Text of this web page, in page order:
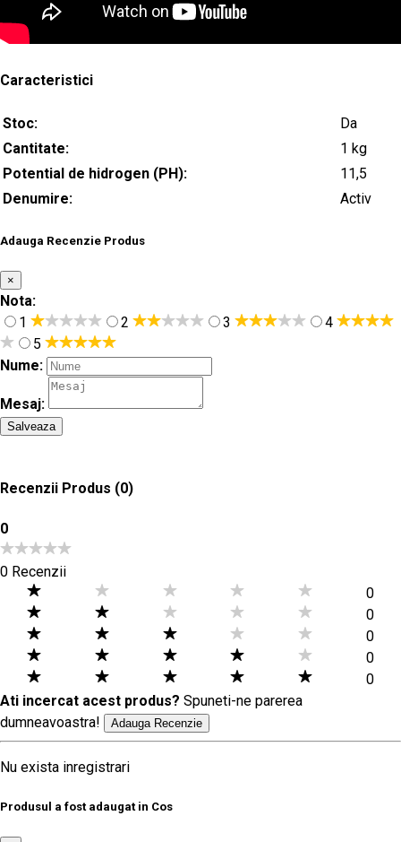
Caracteristici
Stoc:
Da
Cantitate:
1 kg
Potential de hidrogen (PH):
11,5
Denumire:
Activ
Adauga Recenzie Produs
×
Nota:
1
2 3
4
5
Nume:
Mesaj:
Salveaza
Recenzii Produs (0)
0
0 Recenzii
0
0
0
0
0
Ati incercat acest produs? Spuneti-ne parerea
dumneavoastra!
Adauga Recenzie
Nu exista inregistrari
Produsul a fost adaugat in Cos